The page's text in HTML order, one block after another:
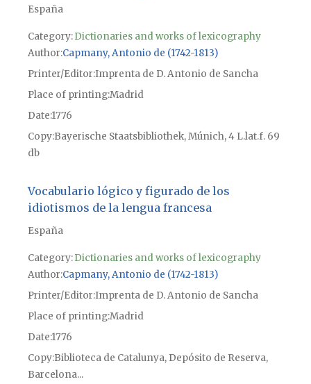
España
Category:Dictionaries and works of lexicography
Author Capmany, Antonio de (1742-1813)
Printer/Editor Imprenta de D. Antonio de Sancha
Place of printingMadrid
Date1776
CopyBayerische Staatsbibliothek, Múnich, 4 L.lat.f. 69
db
Vocabulario lógico y figurado de los
idiotismos de la lengua francesa
España
Category:Dictionaries and works of lexicography
Author Capmany, Antonio de (1742-1813)
Printer/Editor Imprenta de D. Antonio de Sancha
Place of printingMadrid
Date1776
CopyBiblioteca de Catalunya, Depósito de Reserva,
Barcelona...